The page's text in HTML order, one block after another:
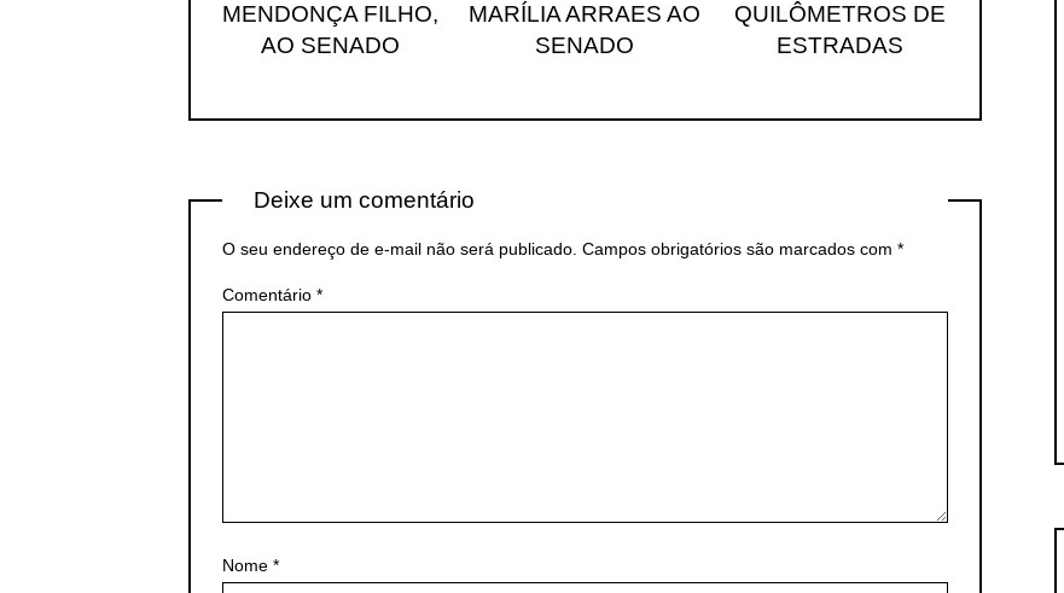
MENDONÇA FILHO,
AO SENADO
MARÍLIA ARRAES AO
SENADO
QUILÔMETROS DE
ESTRADAS
Deixe um comentário
O seu endereço de e-mail não será publicado. Campos obrigatórios são marcados com *
Comentário *
Nome *